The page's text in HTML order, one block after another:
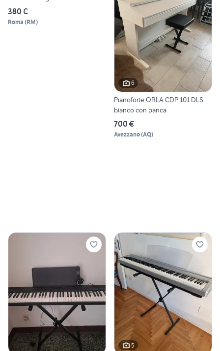
380 €
Roma (RM)
6
Pianoforte ORLA CDP 101 DLS
bianco con panca
700 €
Avezzano(AQ)
5